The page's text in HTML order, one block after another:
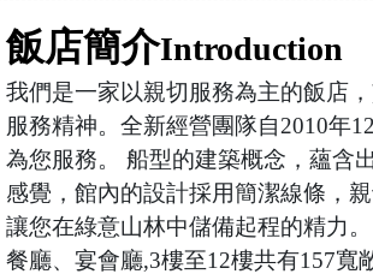
飯店簡介Introduction
我們是一家以親切服務為主的飯店
服務精神。全新經營團隊自2010年
為您服務。 船型的建築概念，蘊含
感覺，館內的設計採用簡潔線條，
讓您在綠意山林中儲備起程的精力
餐廳、宴會廳,3樓至12樓共有157寬